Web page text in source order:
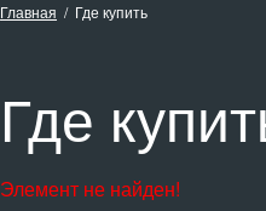
Главная Где купить
Где
Элемент не найден!